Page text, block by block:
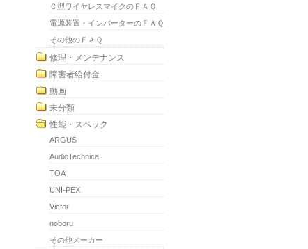
Ｃ型ワイヤレスマイクのＦＡＱ
電源装置・インバーターのＦＡＱ
その他のＦＡＱ
修理・メンテナンス
障害者給付金
動画
未分類
性能・スペック
ARGUS
AudioTechnica
TOA
UNI-PEX
Victor
noboru
その他メーカー